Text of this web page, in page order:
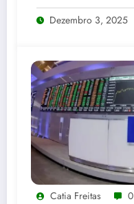
Dezembro 3, 2025
Catia Freitas 0